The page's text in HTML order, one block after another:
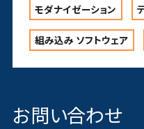
モダナイゼーション
組み込み ソフトウェア
お問い合わせ